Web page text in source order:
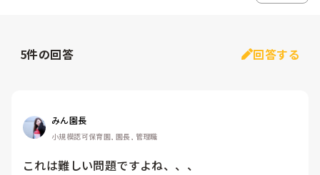
5件の回答 回答する
みん園長
小規模認可保育園, 園長, 管理職
これは難しい問題ですよね、、、